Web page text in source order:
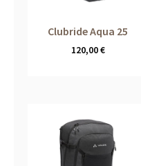
Clubride Aqua 25
120,00€